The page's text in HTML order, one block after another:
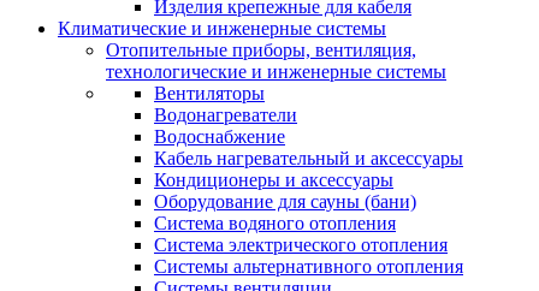
Изделия крепежные для кабеля
Климатические и инженерные системы
Отопительные приборы, вентиляция,
технологические и инженерные системы
Вентиляторы
Водонагреватели
Водоснабжение
Кабель нагревательный и аксессуары
Кондиционеры и аксессуары
Оборудование для сауны (бани)
Система водяного отопления
Система электрического отопления
Системы альтернативного отопления